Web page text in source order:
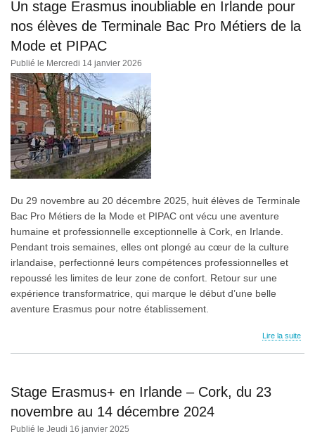
Un stage Erasmus inoubliable en Irlande pour
nos élèves de Terminale Bac Pro Métiers de la
Mode et PIPAC
Publié le Mercredi 14 janvier 2026
Du 29 novembre au 20 décembre 2025, huit élèves de Terminale
Bac Pro Métiers de la Mode et PIPAC ont vécu une aventure
humaine et professionnelle exceptionnelle à Cork, en Irlande.
Pendant trois semaines, elles ont plongé au cœur de la culture
irlandaise, perfectionné leurs compétences professionnelles et
repoussé les limites de leur zone de confort. Retour sur une
expérience transformatrice, qui marque le début d’une belle
aventure Erasmus pour notre établissement.
Lire la suite
Stage Erasmus+ en Irlande – Cork, du 23
novembre au 14 décembre 2024
Publié le Jeudi 16 janvier 2025